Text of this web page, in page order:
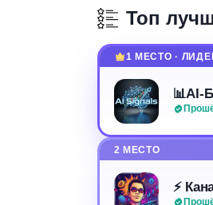
Топ
1 МЕСТО ·
📊AI-
2 МЕСТО
⚡️